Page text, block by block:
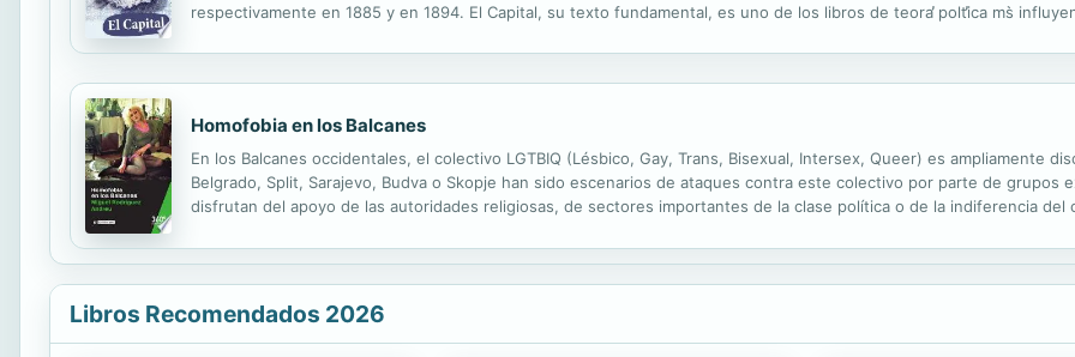
respectivamente en 1885 y en 1894. El Capital, su texto fundamental, es uno de los libros de teora̕ polt̕ica ms̀
Homofobia en los Balcanes
En los Balcanes occidentales, el colectivo LGTBIQ (Lésbico, Gay, Trans, Bisexual, Intersex, Queer) es ampliamente
Belgrado, Split, Sarajevo, Budva o Skopje han sido escenarios de ataques contra este colectivo por parte de grupos
disfrutan del apoyo de las autoridades religiosas, de sectores importantes de la clase política o de la indiferencia
Libros Recomendados 2026